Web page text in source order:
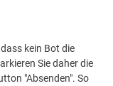
kein Bot die
Sie daher die
"Absenden". So